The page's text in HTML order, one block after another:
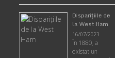
Disparițiile de
la West Ham
16/07/2023
În 1880, a
existat un